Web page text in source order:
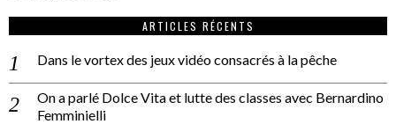
ARTICLES RÉCENTS
Dans le vortex des jeux vidéo consacrés à la pêche
On a parlé Dolce Vita et lutte des classes avec Bernardino
Femminielli